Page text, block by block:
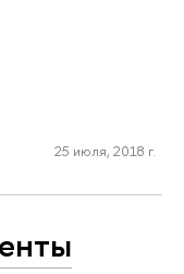
25 июля, 2018 г.